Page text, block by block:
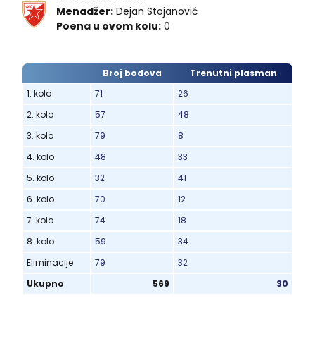
Menadžer: Dejan Stojanović
Poena u ovom kolu: 0
Broj bodova
Trenutni plasman
1. kolo
71
26
2. kolo
57
48
3. kolo
79
8
4. kolo
48
33
5. kolo
32
41
6. kolo
70
12
7. kolo
74
18
8. kolo
59
34
Eliminacije
79
32
Ukupno
569 30